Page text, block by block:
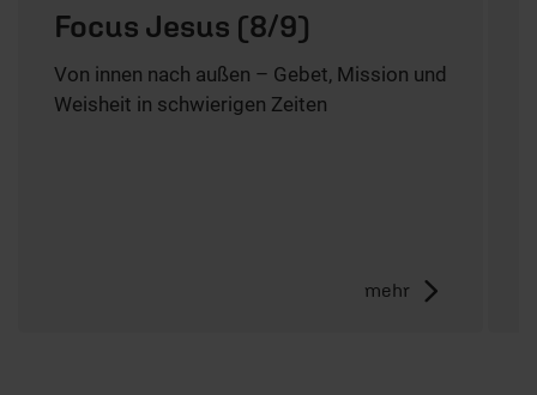
Focus Jesus (8/9)
Von innen nach außen – Gebet, Mission und
Weisheit in schwierigen Zeiten
mehr